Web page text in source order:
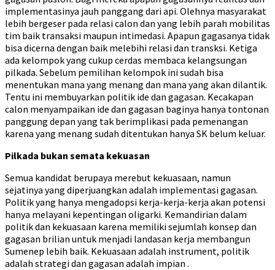
implementasinya jauh panggang dari api. Olehnya masyarakat
lebih bergeser pada relasi calon dan yang lebih parah mobilitas
tim baik transaksi maupun intimedasi. Apapun gagasanya tidak
bisa dicerna dengan baik melebihi relasi dan transksi. Ketiga
ada kelompok yang cukup cerdas membaca kelangsungan
pilkada. Sebelum pemilihan kelompok ini sudah bisa
menentukan mana yang menang dan mana yang akan dilantik.
Tentu ini membuyarkan politik ide dan gagasan. Kecakapan
calon menyampaikan ide dan gagasan baginya hanya tontonan
panggung depan yang tak berimplikasi pada pemenangan
karena yang menang sudah ditentukan hanya SK belum keluar.
Pilkada bukan semata kekuasan
Semua kandidat berupaya merebut kekuasaan, namun
sejatinya yang diperjuangkan adalah implementasi gagasan.
Politik yang hanya mengadopsi kerja-kerja-kerja akan potensi
hanya melayani kepentingan oligarki. Kemandirian dalam
politik dan kekuasaan karena memiliki sejumlah konsep dan
gagasan brilian untuk menjadi landasan kerja membangun
Sumenep lebih baik. Kekuasaan adalah instrument, politik
adalah strategi dan gagasan adalah impian .